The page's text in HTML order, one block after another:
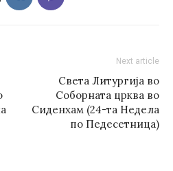
Next article
Света Литургија во
Соборната црква во
Сиденхам (24-та Недела
по Педесетница)